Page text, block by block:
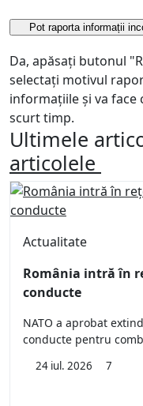
Pot raporta informații
Da, apăsați butonul
selectați motivul
informațiile și va face
scurt timp.
Ultimele
articolele
Actualitate
România intră în
conducte
NATO a aprobat
conducte pentru
24 iul. 2026 7